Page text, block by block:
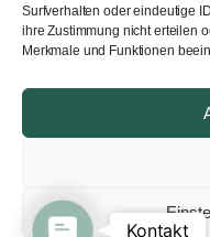
Surfverhalten oder eindeutige
ihre Zustimmung nicht erteilen
Merkmale und Funktionen
Contact UsKontakt